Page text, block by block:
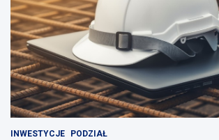
INWESTYCJE PODZIAŁ